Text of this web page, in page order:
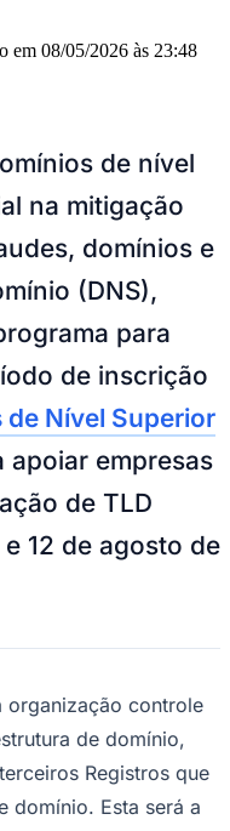
Jardim ItaquitiJardim
LuziaParque VianaPirapora
Barros Vila Boa VistaVila
Vila Nossa Sra. da
Cotia
em 08/05/2026 às 23:48
de nível
na mitigação
domínios e
(DNS),
para
de inscrição
Nível Superior
apoiar empresas
de TLD
12 de agosto de
organização controle
de domínio,
Registros que
domínio. Esta será a